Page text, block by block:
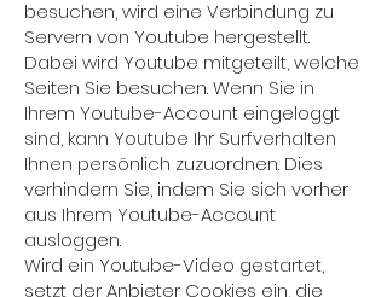
besuchen, wird eine Verbindung zu
Servern von Youtube hergestellt.
Dabei wird Youtube mitgeteilt, welche
Seiten Sie besuchen. Wenn Sie in
Ihrem Youtube-Account eingeloggt
sind, kann Youtube Ihr Surfverhalten
Ihnen persönlich zuzuordnen. Dies
verhindern Sie, indem Sie sich vorher
aus Ihrem Youtube-Account
ausloggen.
Wird ein Youtube-Video gestartet,
setzt der Anbieter Cookies ein, die